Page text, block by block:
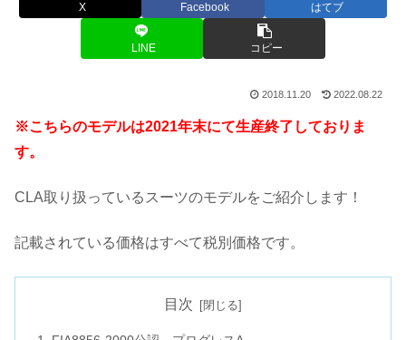
X Facebook はてブ
LINE コピー
2018.11.20 2022.08.22
※こちらのモデルは2021年末にて生産終了しておりま
す。
CLA取り扱っているスーツのモデルをご紹介します！
記載されている価格はすべて税別価格です。
目次